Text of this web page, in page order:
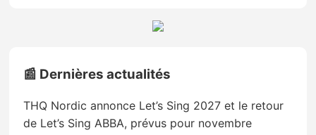
📰 Dernières actualités
THQ Nordic annonce Let’s Sing 2027 et le retour
de Let’s Sing ABBA, prévus pour novembre